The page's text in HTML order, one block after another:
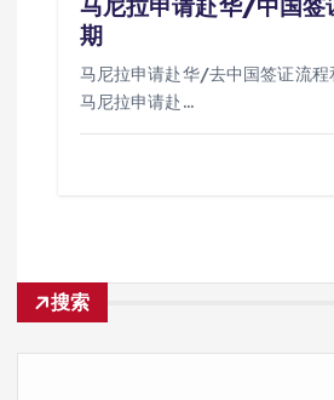
马尼拉申请赴华/中国签
期
马尼拉申请赴华/去中国签证流程
马尼拉申请赴…
搜索